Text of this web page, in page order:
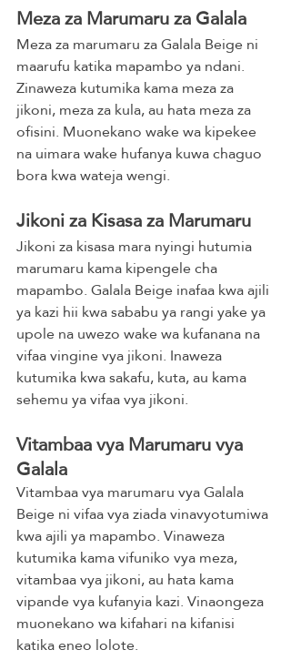
Meza za Marumaru za Galala
Meza za marumaru za Galala Beige ni
maarufu katika mapambo ya ndani.
Zinaweza kutumika kama meza za
jikoni, meza za kula, au hata meza za
ofisini. Muonekano wake wa kipekee
na uimara wake hufanya kuwa chaguo
bora kwa wateja wengi.
Jikoni za Kisasa za Marumaru
Jikoni za kisasa mara nyingi hutumia
marumaru kama kipengele cha
mapambo. Galala Beige inafaa kwa ajili
ya kazi hii kwa sababu ya rangi yake ya
upole na uwezo wake wa kufanana na
vifaa vingine vya jikoni. Inaweza
kutumika kwa sakafu, kuta, au kama
sehemu ya vifaa vya jikoni.
Vitambaa vya Marumaru vya
Galala
Vitambaa vya marumaru vya Galala
Beige ni vifaa vya ziada vinavyotumiwa
kwa ajili ya mapambo. Vinaweza
kutumika kama vifuniko vya meza,
vitambaa vya jikoni, au hata kama
vipande vya kufanyia kazi. Vinaongeza
muonekano wa kifahari na kifanisi
katika eneo lolote.